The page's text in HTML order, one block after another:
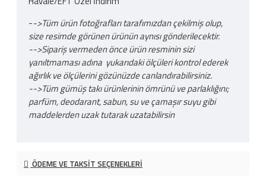
-->Tüm ürün fotoğrafları tarafımızdan çekilmiş olup,
size resimde görünen ürünün aynısı gönderilecektir.
-->Sipariş vermeden önce ürün resminin sizi
yanıltmaması adına yukarıdaki ölçüleri kontrol ederek
ağırlık ve ölçülerini gözünüzde canlandırabilirsiniz.
-->Tüm gümüş takı ürünlerinin ömrünü ve parlaklığını;
parfüm, deodarant, sabun, su ve çamaşır suyu gibi
maddelerden uzak tutarak uzatabilirsin
ÖDEME VE TAKSIT SEÇENEKLERI